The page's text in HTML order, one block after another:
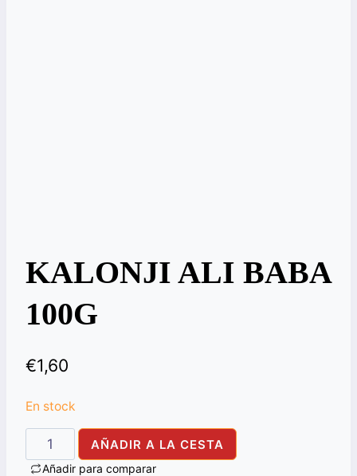
KALONJI ALI BABA
100G
€1,60
En stock
KALONJI
ALI
AÑADIR A LA CESTA
Añadir para comparar